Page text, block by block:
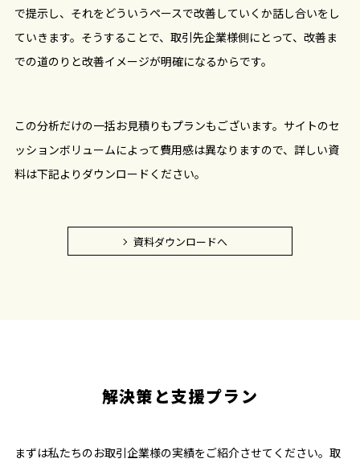
で提示し、それをどういうペースで改善していくか話し合いをし
ていきます。そうすることで、取引先企業様側にとって、改善ま
での道のりと改善イメージが明確になるからです。
この分析だけの一括お見積りもプランもございます。サイトのセ
ッションボリュームによって費用感は異なりますので、詳しい資
料は下記よりダウンロードください。
資料ダウンロードへ
解決策と支援プラン
まずは私たちのお取引企業様の実績をご紹介させてください。取